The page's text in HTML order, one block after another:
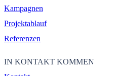
Kampagnen
Projektablauf
Referenzen
IN KONTAKT KOMMEN